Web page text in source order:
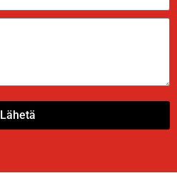
Lähetä